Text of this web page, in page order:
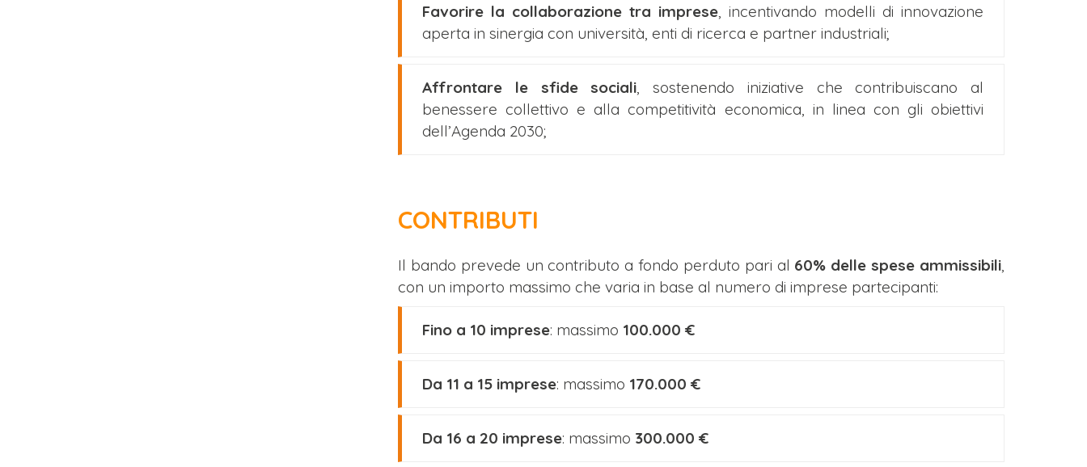
Favorire la collaborazione tra imprese, incentivando modelli di innovazione
aperta in sinergia con università, enti di ricerca e partner industriali;
Affrontare le sfide sociali, sostenendo iniziative che contribuiscano al
benessere collettivo e alla competitività economica, in linea con gli obiettivi
dell’Agenda 2030;
CONTRIBUTI
Il bando prevede un contributo a fondo perduto pari al 60% delle spese ammissibili,
con un importo massimo che varia in base al numero di imprese partecipanti:
Fino a 10 imprese: massimo 100.000 €
Da 11 a 15 imprese: massimo 170.000 €
Da 16 a 20 imprese: massimo 300.000 €